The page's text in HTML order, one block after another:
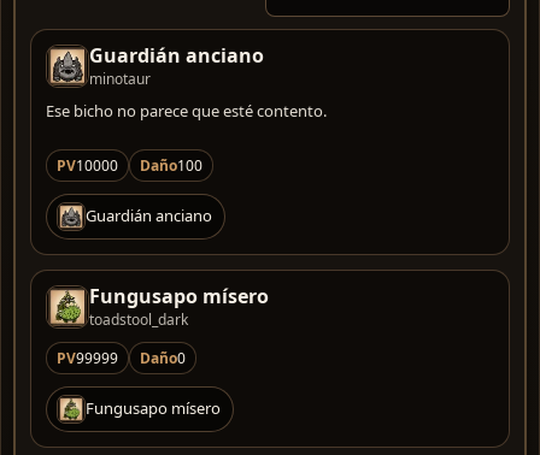
Guardián anciano
minotaur
Ese bicho no parece que esté contento.
PV10000 Daño100
Guardián anciano
Fungusapo mísero
toadstool_dark
PV99999 Daño0
Fungusapo mísero